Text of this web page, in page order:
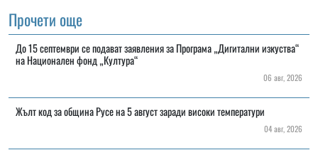
Прочети още
До 15 септември се подават заявления за Програма „Дигитални изкуства“
на Национален фонд „Култура“
06 авг, 2026
Жълт код за община Русе на 5 август заради високи температури
04 авг, 2026